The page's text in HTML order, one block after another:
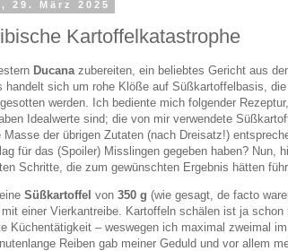
29. März 2025
Kartoffelkatastrophe
Ducana zubereiten, ein beliebtes Gericht aus
handelt sich um rohe Klöße auf Süßkartoffelbasis,
werden. Ich bediente mich folgender
Idealwerte sind; die von mir verwendete
der übrigen Zutaten (nach Dreisatz!)
für das (Spoiler) Misslingen gegeben haben? Nun,
Schritte, die zum gewünschten Ergebnis hätten
Süßkartoffel von 350 g (wie gesagt, de facto
einer Vierkantreibe. Kartoffeln schälen ist ja schon
Küchentätigkeit – weswegen ich maximal zweimal
Reiben gab meiner Geduld und vor allem